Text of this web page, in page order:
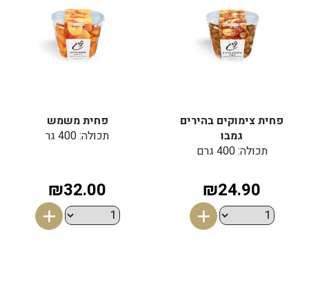
פחית צימוקים בהירים
גמבו
תכולה: 400 גרם
₪24.90
פחית משמש
תכולה: 400 גר
₪32.00